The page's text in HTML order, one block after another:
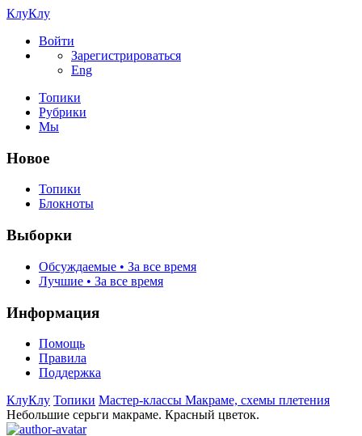
КлуКлу
Войти
Зарегистрироваться
Eng
Топики
Рубрики
Мы
Новое
Топики
Блокноты
Выборки
Обсуждаемые • За все время
Лучшие • За все время
Информация
Помощь
Правила
Поддержка
КлуКлу Топики Мастер-классы Макраме, схемы плетения
Небольшие серьги макраме. Красный цветок.